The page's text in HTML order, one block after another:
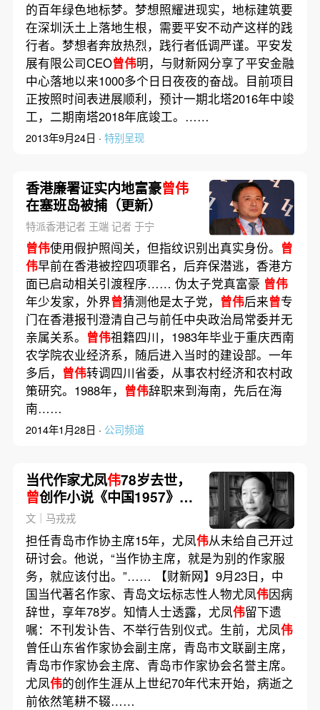
的百年绿色地标梦。梦想照耀进现实，地标建筑要
在深圳沃土上落地生根，需要平安不动产这样的践
行者。梦想者奔放热烈，践行者低调严谨。平安发
展有限公司CEO曾伟明，与财新网分享了平安金融
中心落地以来1000多个日日夜夜的奋战。目前项目
正按照时间表进展顺利，预计一期北塔2016年中竣
工，二期南塔2018年底竣工。……
2013年9月24日 · 特别呈现
香港廉署证实内地富豪曾伟
在塞班岛被捕（更新）
特派香港记者 王端 记者 于宁
曾伟使用假护照闯关，但指纹识别出真实身份。 曾
伟早前在香港被控四项罪名，后弃保潜逃，香港方
面已启动相关引渡程序…… 伪太子党真富豪 曾伟
年少发家，外界曾猜测他是太子党， 曾伟后来曾专
门在香港报刊澄清自己与前任中央政治局常委并无
亲属关系。 曾伟祖籍四川，1983年毕业于重庆西南
农学院农业经济系，随后进入当时的建设部。一年
多后， 曾伟转调四川省委，从事农村经济和农村政
策研究。1988年， 曾伟辞职来到海南，先后在海
南……
2014年1月28日 · 公司频道
当代作家尤凤伟78岁去世，
曾创作小说《中国1957》｜
讣闻
文｜马戎戎
担任青岛市作协主席15年，尤凤伟从未给自己开过
研讨会。他说，“当作协主席，就是为别的作家服
务，就应该付出。”…… 【财新网】9月23日，中
国当代著名作家、青岛文坛标志性人物尤凤伟因病
辞世，享年78岁。知情人士透露，尤凤伟留下遗
嘱：不刊发讣告、不举行告别仪式。生前，尤凤伟
曾任山东省作家协会副主席，青岛市文联副主席，
青岛市作家协会主席、青岛市作家协会名誉主席。
尤凤伟的创作生涯从上世纪70年代末开始，病逝之
前依然笔耕不辍……